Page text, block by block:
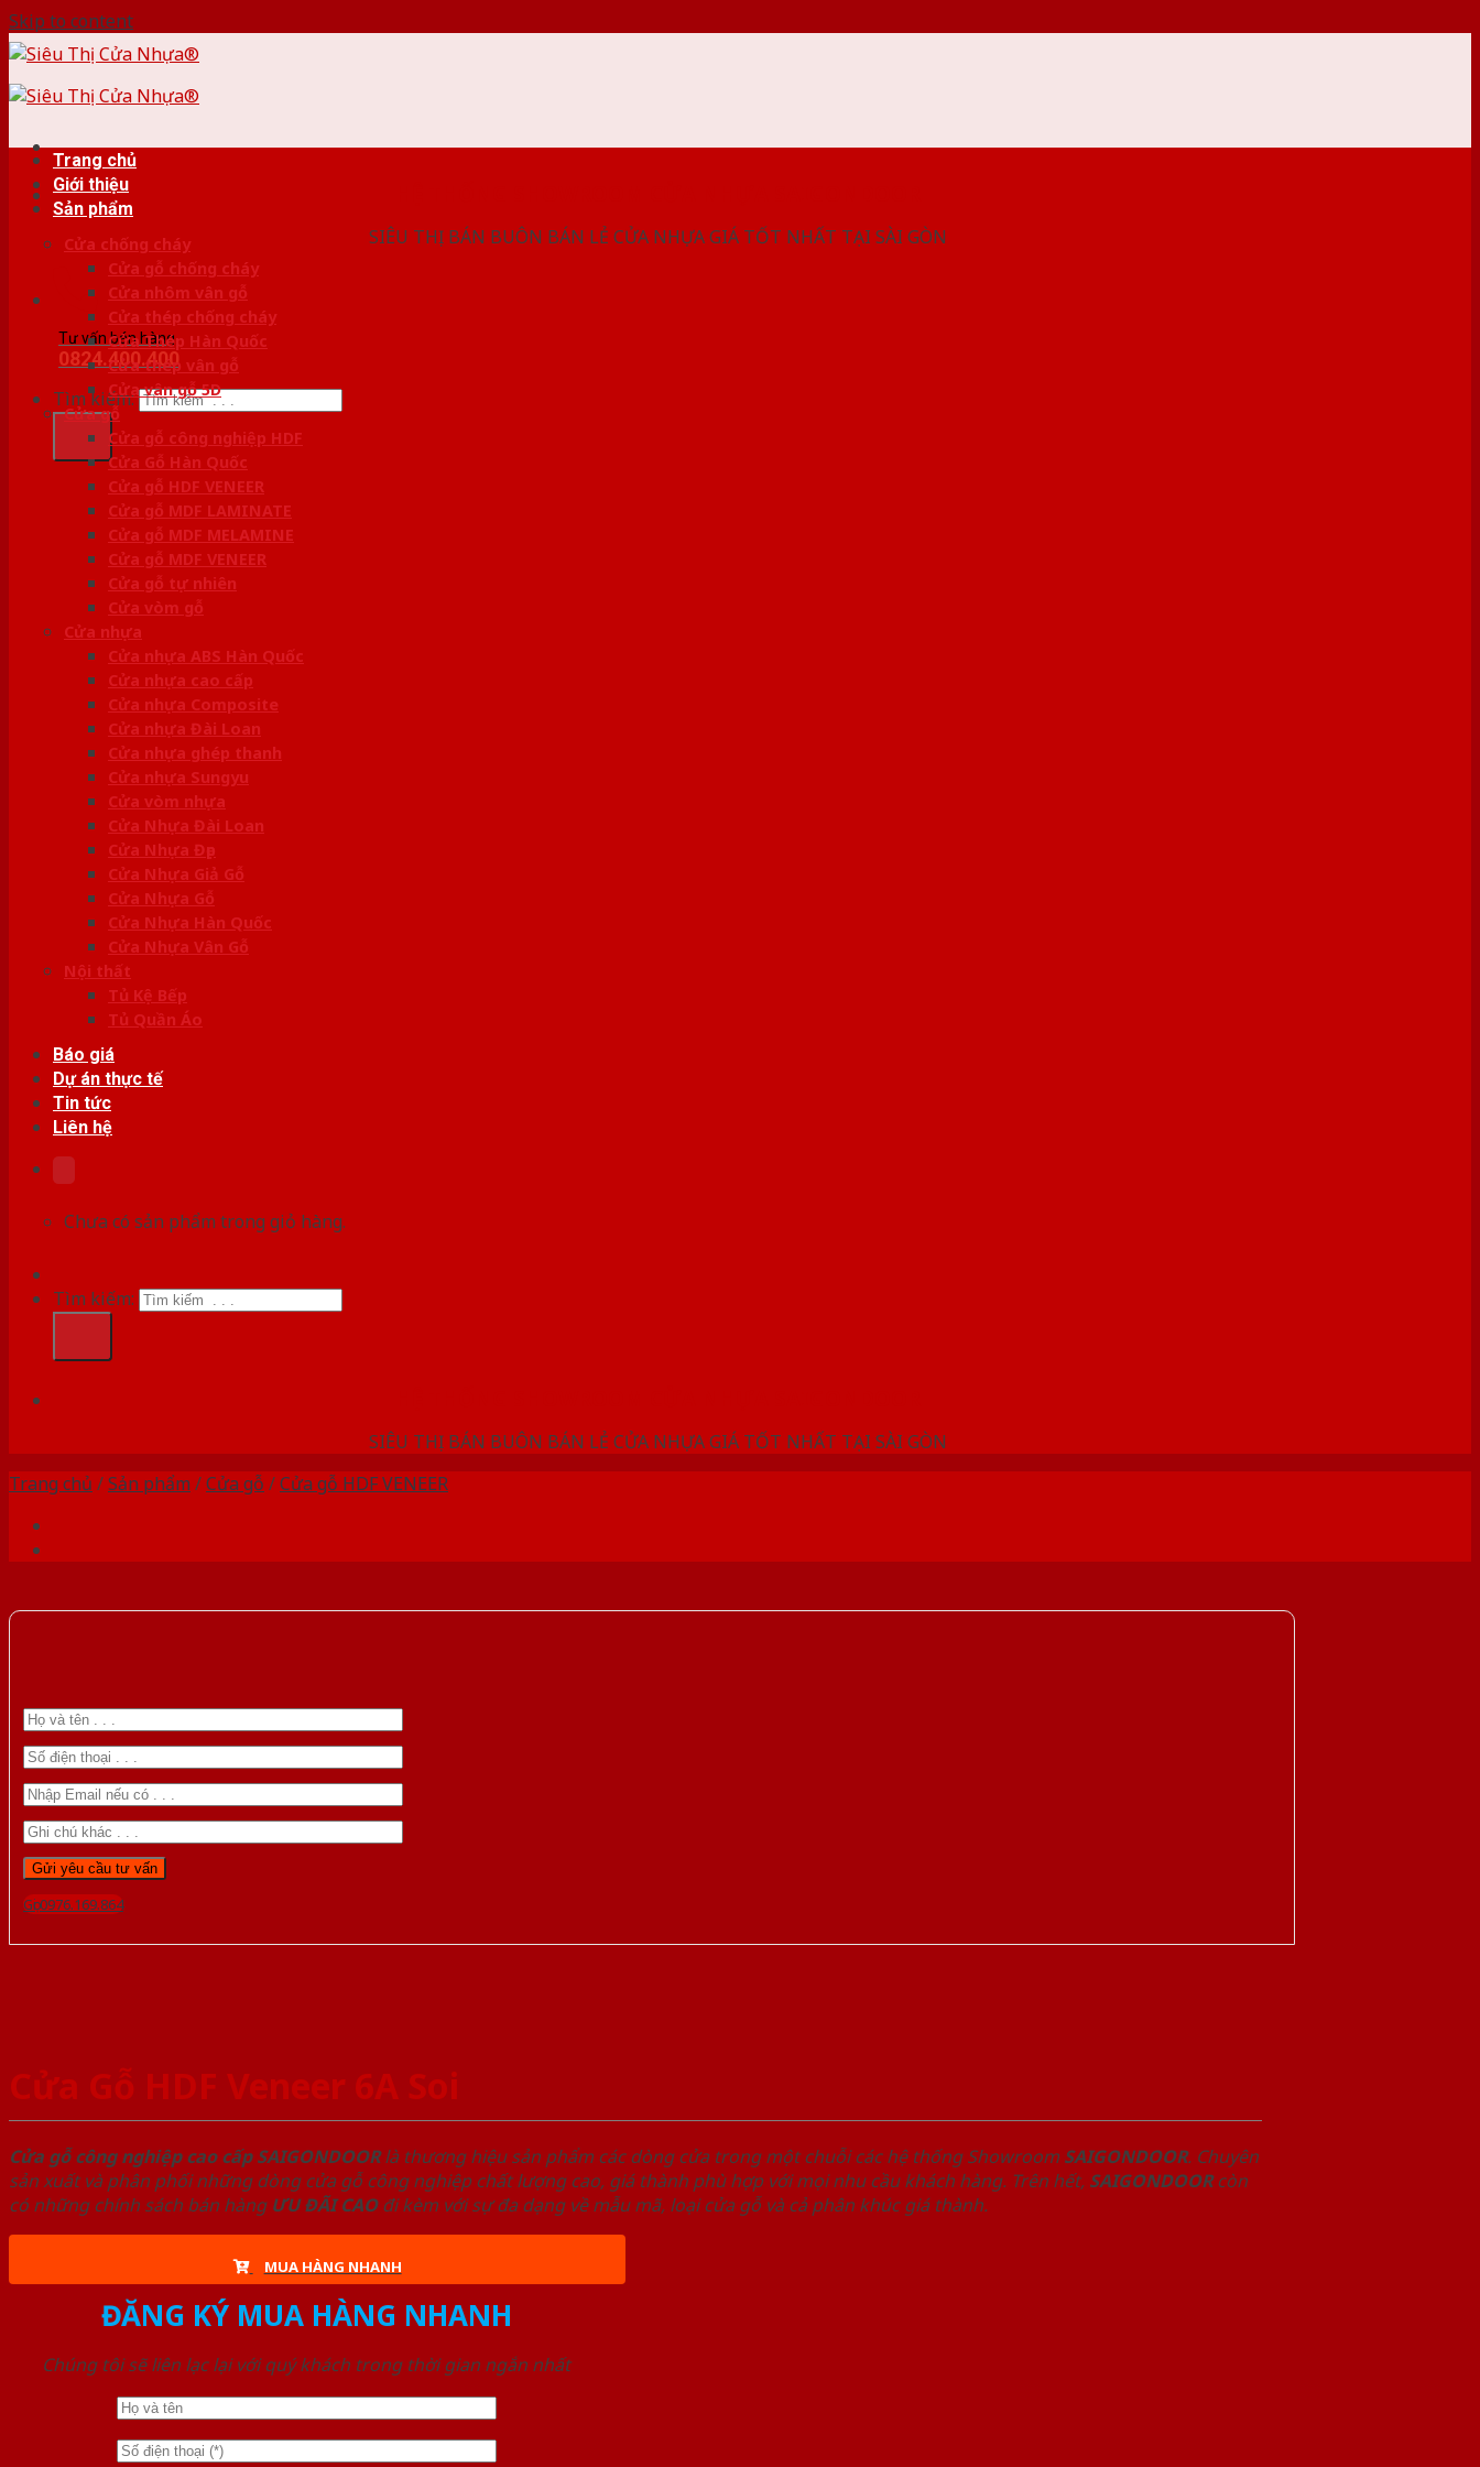
Skip to content
SIÊU THỊ BÁN BUÔN BÁN LẺ CỬA NHỰA GIÁ TỐT NHẤT TẠI SÀI GÒN
Tư vấn bán hàng
0824.400.400
Tìm kiếm:
Trang chủ
Giới thiệu
Sản phẩm
Cửa chống cháy
Cửa gỗ chống cháy
Cửa nhôm vân gỗ
Cửa thép chống cháy
Cửa Thép Hàn Quốc
Cửa thép vân gỗ
Cửa vân gỗ 5D
Cửa gỗ
Cửa gỗ công nghiệp HDF
Cửa Gỗ Hàn Quốc
Cửa gỗ HDF VENEER
Cửa gỗ MDF LAMINATE
Cửa gỗ MDF MELAMINE
Cửa gỗ MDF VENEER
Cửa gỗ tự nhiên
Cửa vòm gỗ
Cửa nhựa
Cửa nhựa ABS Hàn Quốc
Cửa nhựa cao cấp
Cửa nhựa Composite
Cửa nhựa Đài Loan
Cửa nhựa ghép thanh
Cửa nhựa Sungyu
Cửa vòm nhựa
Cửa Nhựa Đài Loan
Cửa Nhựa Đẹp
Cửa Nhựa Giả Gỗ
Cửa Nhựa Gỗ
Cửa Nhựa Hàn Quốc
Cửa Nhựa Vân Gỗ
Nội thất
Tủ Kệ Bếp
Tủ Quần Áo
Báo giá
Dự án thực tế
Tin tức
Liên hệ
Chưa có sản phẩm trong giỏ hàng.
Tìm kiếm:
SIÊU THỊ BÁN BUÔN BÁN LẺ CỬA NHỰA GIÁ TỐT NHẤT TẠI SÀI GÒN
Trang chủ /Sản phẩm /Cửa gỗ /Cửa gỗ HDF VENEER
Gọi 0976.169.864
Cửa Gỗ HDF Veneer 6A Soi
Cửa gỗ công nghiệp cao cấp SAIGONDOORlà thương hiệu sản phẩm các dòng cửa trong một chuỗi các hệ thống Showroom SAIGONDOOR. Chuyên
sản xuất và phân phối những dòng cửa gỗ công nghiệp chất lượng cao, giá thành phù hợp với mọi nhu cầu khách hàng. Trên hết, SAIGONDOORcòn
có những chính sách bán hàng ƯU ĐÃI CAOđi kèm với sự đa dạng về mẫu mã, loại cửa gỗ và cả phân khúc giá thành.
MUA HÀNG NHANH
ĐĂNG KÝ MUA HÀNG NHANH
Chúng tôi sẽ liên lạc lại với quý khách trong thời gian ngắn nhất